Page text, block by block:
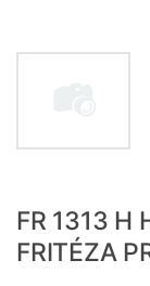
FR 1313 H
FRITÉZA